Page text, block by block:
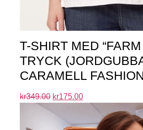
T-SHIRT MED
TRYCK
CARAMELL
kr349.00 kr175.00